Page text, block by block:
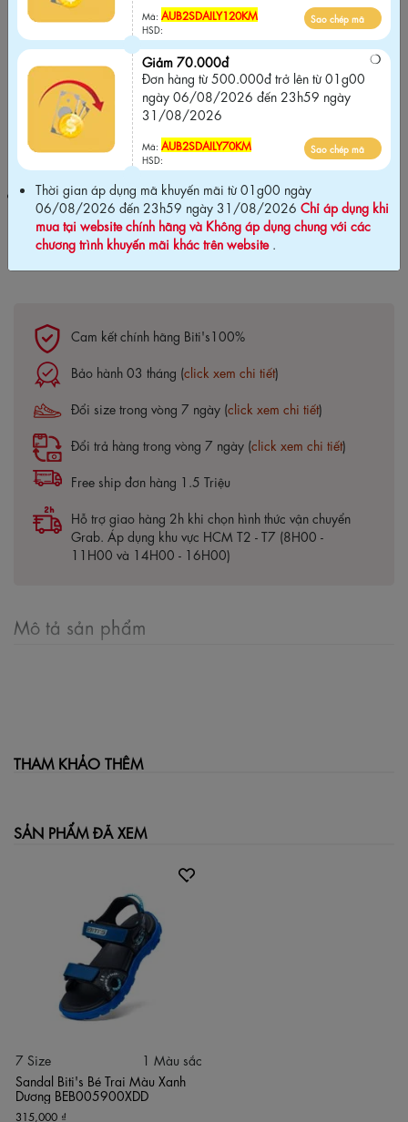
HSD:
Giảm 70.000đ
Đơn hàng từ 500.000đ trở lên từ 01g00
ngày 06/08/2026 đến 23h59 ngày
31/08/2026
Mã:
HSD:
Thời gian áp dụng mã khuyến mãi từ 01g00 ngày 06/08/2026
đến 23h59 ngày 31/08/2026Chỉ áp dụng khi mua tại website
chính hãng và Không áp dụng chung với các chương trình khuyến
mãi khác trên website .
Cam kết chính hãng Biti's100%
Bảo hành 03 tháng (click xem chi tiết)
Đổi size trong vòng 7 ngày (click xem chi tiết)
Đổi trả hàng trong vòng 7 ngày (click xem chi tiết)
Free ship đơn hàng 1.5 Triệu
Hỗ trợ giao hàng 2h khi chọn hình thức vận chuyển
Grab. Áp dụng khu vực HCM T2 - T7 (8H00 -
11H00 và 14H00 - 16H00)
Mô tả sản phẩm
THAM KHẢO THÊM
SẢN PHẨM ĐÃ XEM
7 Size
1 Màu sắc
Sandal Biti's Bé Trai Màu Xanh
Dương BEB005900XDD
315,000 ₫
Mã: AUB2SDAILY120KM
HSD:
Sao chép mã
Giảm 70.000đ
Đơn hàng từ 500.000đ trở lên từ 01g00
ngày 06/08/2026 đến 23h59 ngày
31/08/2026
Mã: AUB2SDAILY70KM
HSD:
Sao chép mã
Thời gian áp dụng mã khuyến mãi từ 01g00 ngày
06/08/2026 đến 23h59 ngày 31/08/2026 Chỉ áp dụng khi
mua tại website chính hãng và Không áp dụng chung với các
chương trình khuyến mãi khác trên website